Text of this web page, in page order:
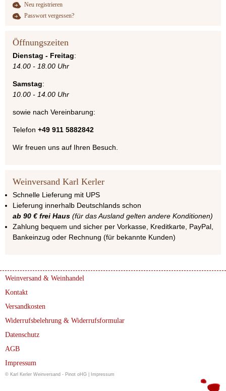
Neu registrieren
Passwort vergessen?
Öffnungszeiten
Dienstag - Freitag:
14.00 - 18.00 Uhr
Samstag:
10.00 - 14.00 Uhr
sowie nach Vereinbarung:
Telefon +49 911 5882842
Wir freuen uns auf Ihren Besuch.
Weinversand Karl Kerler
Schnelle Lieferung mit UPS
Lieferung innerhalb Deutschlands schon
ab 90 € frei Haus (für das Ausland gelten andere Konditionen)
Zahlung bequem und sicher per Vorkasse, Kreditkarte, PayPal,
Bankeinzug oder Rechnung (für bekannte Kunden)
Weinversand & Weinhandel
Kontakt
Versandkosten
Widerrufsbelehrung & Widerrufsformular
Datenschutz
AGB
Impressum
© Karl Kerler Weinversand - Pinot oHG | Impressum